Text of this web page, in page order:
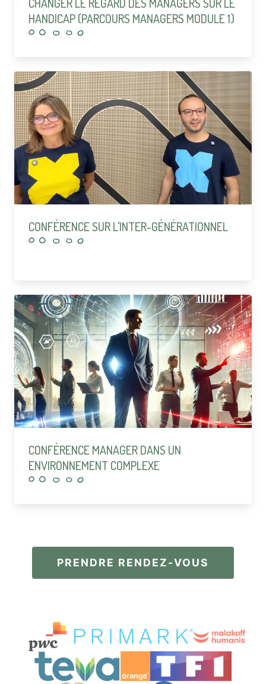
HANDICAP (PARCOURS MANAGERS MODULE 1)
CONFÉRENCE SUR L'INTER-GÉNÉRATIONNEL
CONFÉRENCE MANAGER DANS UN
ENVIRONNEMENT COMPLEXE
PRENDRE RENDEZ-VOUS